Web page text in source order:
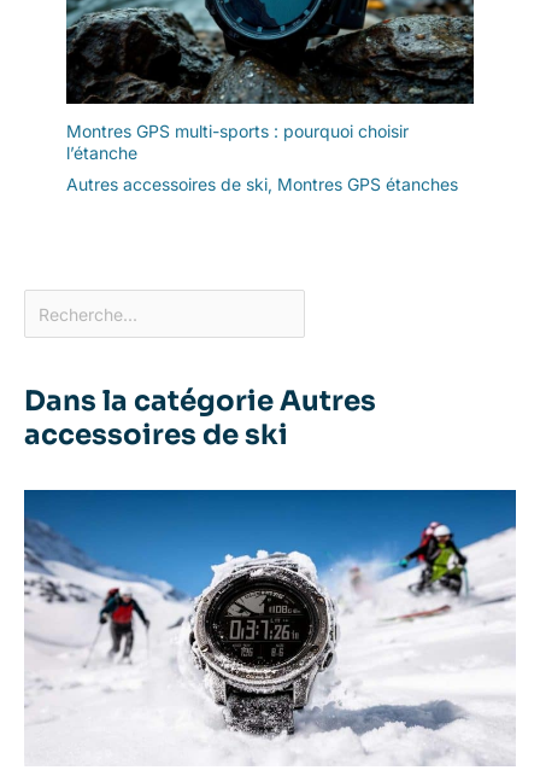
Montres GPS multi-sports : pourquoi choisir
l’étanche
Autres accessoires de ski, Montres GPS étanches
Dans la catégorie Autres
accessoires de ski